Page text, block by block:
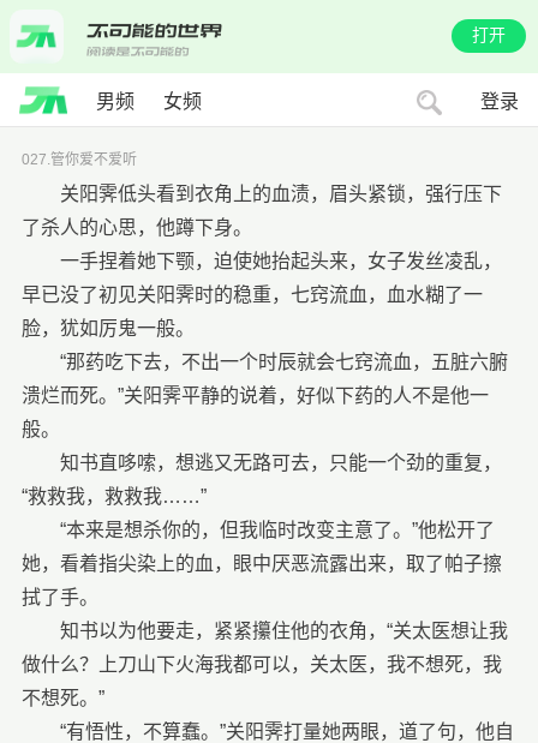
打开
男频 女频 登录
027.管你爱不爱听
关阳霁低头看到衣角上的血渍，眉头紧锁，强行压下
了杀人的心思，他蹲下身。
一手捏着她下颚，迫使她抬起头来，女子发丝凌乱，
早已没了初见关阳霁时的稳重，七窍流血，血水糊了一
脸，犹如厉鬼一般。
“那药吃下去，不出一个时辰就会七窍流血，五脏六腑
溃烂而死。”关阳霁平静的说着，好似下药的人不是他一
般。
知书直哆嗦，想逃又无路可去，只能一个劲的重复，
“救救我，救救我……”
“本来是想杀你的，但我临时改变主意了。”他松开了
她，看着指尖染上的血，眼中厌恶流露出来，取了帕子擦
拭了手。
知书以为他要走，紧紧攥住他的衣角，“关太医想让我
做什么？上刀山下火海我都可以，关太医，我不想死，我
不想死。”
“有悟性，不算蠢。”关阳霁打量她两眼，道了句，他自